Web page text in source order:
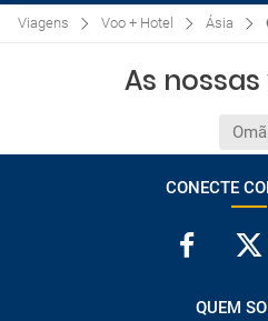
Viagens Voo + Hotel Ásia
As
Omã
CONECTE
QUEM